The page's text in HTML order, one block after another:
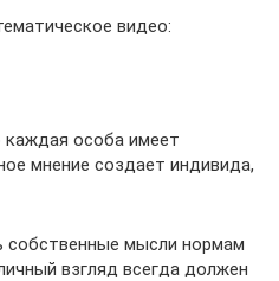
видео:
особа имеет
мнение создает индивида,
собственные мысли нормам
взгляд всегда должен